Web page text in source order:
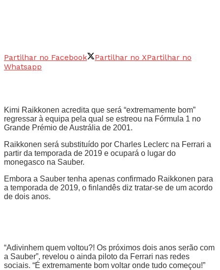
Partilhar no Facebook Partilhar no XPartilhar no
Whatsapp
Kimi Raikkonen acredita que será “extremamente bom”
regressar à equipa pela qual se estreou na Fórmula 1 no
Grande Prémio de Austrália de 2001.
Raikkonen será substituído por Charles Leclerc na Ferrari a
partir da temporada de 2019 e ocupará o lugar do
monegasco na Sauber.
Embora a Sauber tenha apenas confirmado Raikkonen para
a temporada de 2019, o finlandês diz tratar-se de um acordo
de dois anos.
“Adivinhem quem voltou?! Os próximos dois anos serão com
a Sauber”, revelou o ainda piloto da Ferrari nas redes
sociais. “É extremamente bom voltar onde tudo começou!”